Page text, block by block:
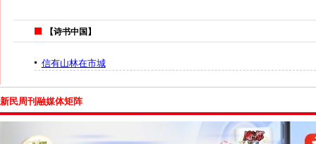
【诗书中国】
信有山林在市城
新民周刊融媒体矩阵